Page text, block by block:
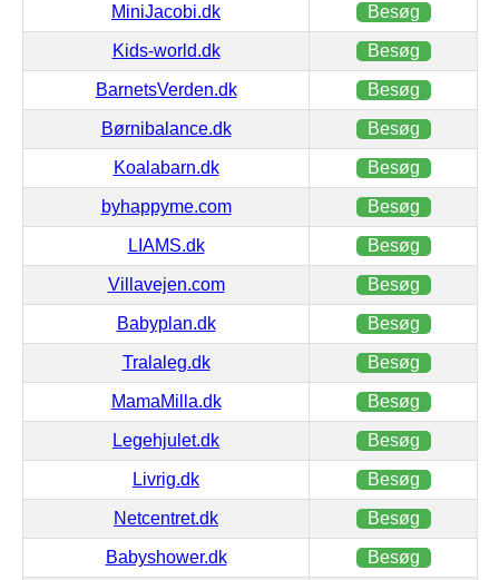
MiniJacobi.dk Besøg
Kids-world.dk Besøg
BarnetsVerden.dk Besøg
Børnibalance.dk Besøg
Koalabarn.dk Besøg
byhappyme.com Besøg
LIAMS.dk Besøg
Villavejen.com Besøg
Babyplan.dk Besøg
Tralaleg.dk Besøg
MamaMilla.dk Besøg
Legehjulet.dk Besøg
Livrig.dk Besøg
Netcentret.dk Besøg
Babyshower.dk Besøg